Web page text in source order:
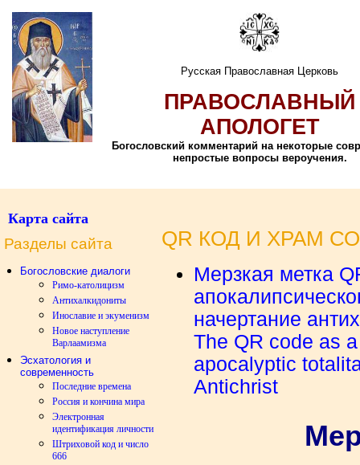
Русская Православная Церковь
ПРАВОСЛАВНЫЙ
АПОЛОГЕТ
Богословский комментарий на некоторые
непростые вопросы вероучения.
Карта сайта
Разделы сайта
Богословские диалоги
Римо-католицизм
Антихалкидониты
Инославие и экуменизм
Новое наступление
Варлаамизма
Эсхатология и
современность
Последние времена
Россия и кончина мира
Электронная
идентификация личности
Штриховой код и число
666
QR КОД И ХРАМ
Мерзкая метка
начертание
The QR code as
apocalyptic
Antichrist